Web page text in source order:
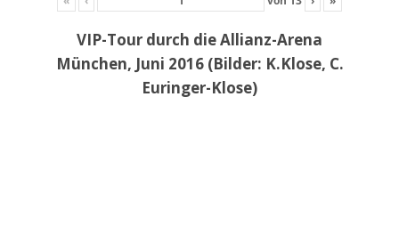
VIP-Tour durch die Allianz-Arena
München, Juni 2016 (Bilder: K.Klose, C.
Euringer-Klose)